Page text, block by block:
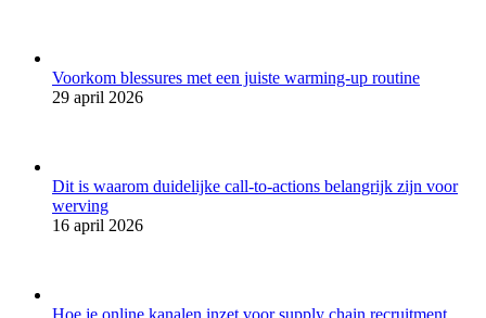
Voorkom blessures met een juiste warming-up routine
29 april 2026
Dit is waarom duidelijke call-to-actions belangrijk zijn voor
werving
16 april 2026
Hoe je online kanalen inzet voor supply chain recruitment